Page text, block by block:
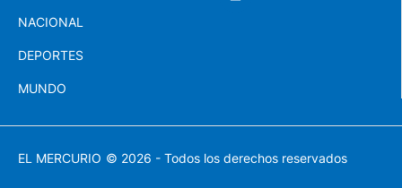
NACIONAL
DEPORTES
MUNDO
EL MERCURIO © 2026 - Todos los derechos reservados